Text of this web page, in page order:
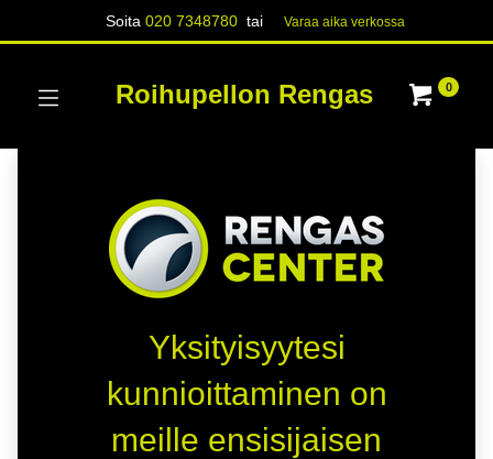
Soita020 7348780 tai Varaa aika verk​​​​ossa
Roihupellon Rengas 0
Yksityisyytesi
kunnioittaminen on
meille ensisijaisen